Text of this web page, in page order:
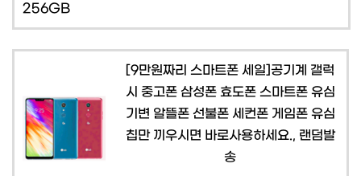
256GB
[9만원짜리 스마트폰 세일]공기계 갤럭
시 중고폰 삼성폰 효도폰 스마트폰 유심
기변 알뜰폰 선불폰 세컨폰 게임폰 유심
칩만 끼우시면 바로사용하세요., 랜덤발
송